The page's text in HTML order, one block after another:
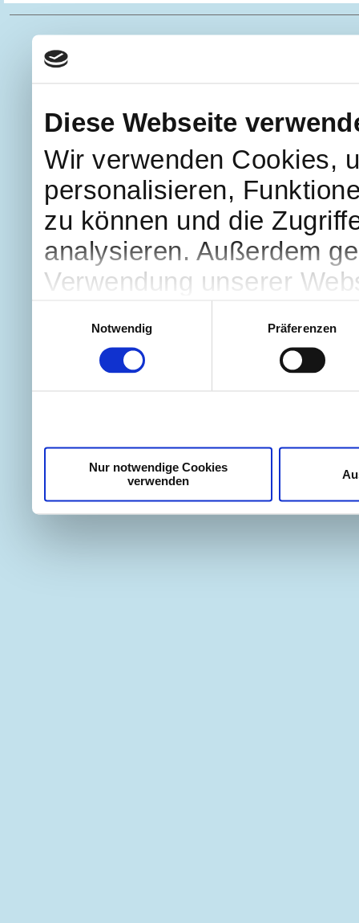
Diese Webseite
Wir verwenden Cookies,
personalisieren,
zu können und die
analysieren. Außerdem
Verwendung unserer
Partner führen diese
weiteren Daten
Notwendig
Präferenzen
Nur notwendige Cookies
verwenden